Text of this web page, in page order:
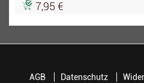
7,95 €
AGB Datenschutz